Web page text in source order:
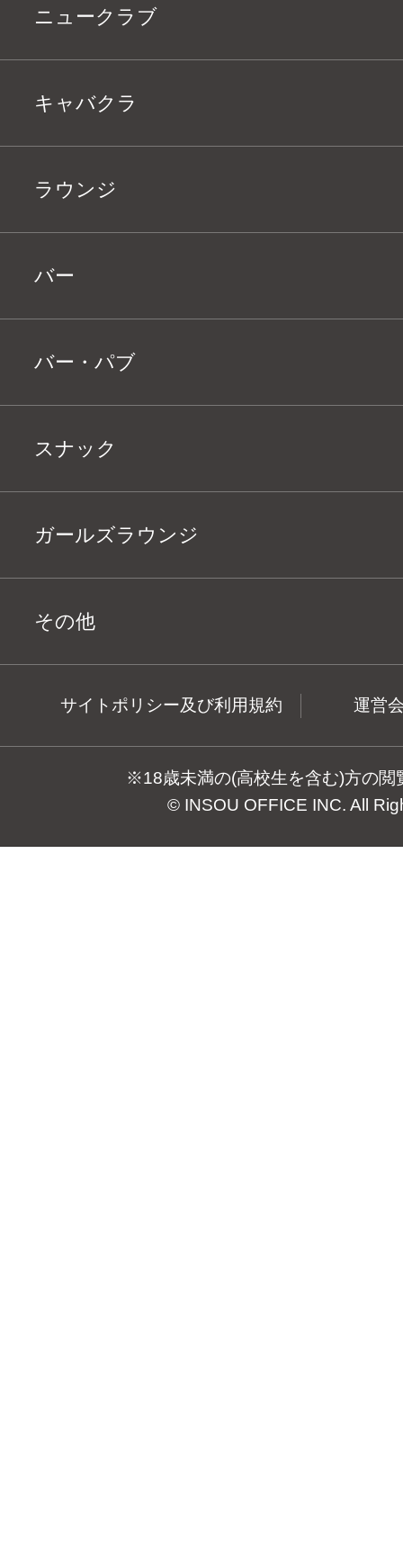
ニュークラブ
キャバクラ
ラウンジ
バー
バー・パブ
スナック
ガールズラウンジ
その他
サイトポリシー及び利用規約 運営
※18歳未満の(高校生を含む)方の閲
© INSOU OFFICE INC. All